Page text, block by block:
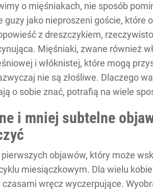
o mięśniakach, nie sposób
guzy jako nieproszeni goście,
z dreszczykiem,
Mięśniaki, zwane również
i włóknistej, które mogą
nie są złośliwe. Dlaczego
o sobie znać, potrafią na wiele
i mniej subtelne
objawów, który może
miesiączkowym. Dla wielu
czasami wręcz wyczerpujące.